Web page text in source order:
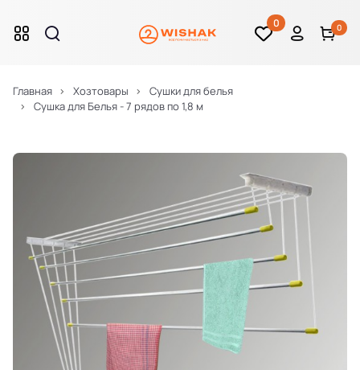
0 0
Главная Хозтовары
Сушки для белья
Сушка для Белья - 7 рядов по 1,8 м